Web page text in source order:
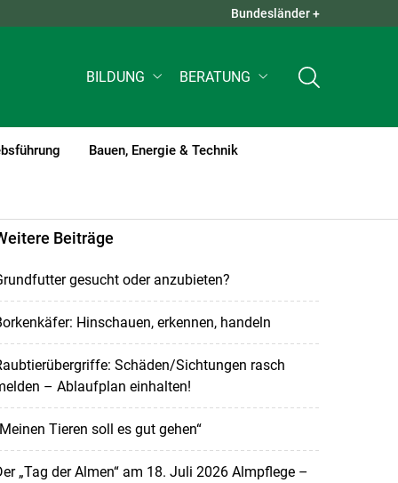
QUICK LINKS +
Bundesländer +
BILDUNG BERATUNG
Bauen, Energie & Technik
Beiträge
gesucht oder anzubieten?
Hinschauen, erkennen, handeln
Schäden/Sichtungen rasch
– Ablaufplan einhalten!
Tieren soll es gut gehen“
„Tag der Almen“ am 18. Juli 2026 Almpflege –